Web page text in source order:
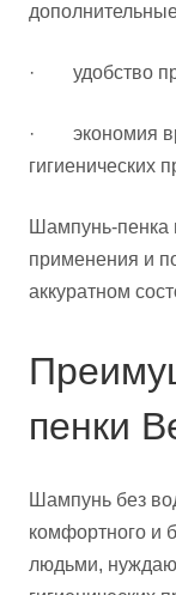
· удобство
· экономия
гигиенических
Шампунь-пенка
применения и
аккуратном
пенки
Шампунь без
комфортного и
людьми,